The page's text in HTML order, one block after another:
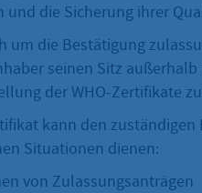
und die Sicherung ihrer
um die Bestätigung
seinen Sitz
der WHO-Zertifikate
kann den
Situationen dienen:
von Zulassungsanträgen